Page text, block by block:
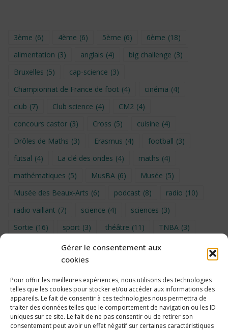
Gérer le consentement aux
cookies
Pour offrir les meilleures expériences, nous utilisons des technologies
telles que les cookies pour stocker et/ou accéder aux informations des
appareils. Le fait de consentir à ces technologies nous permettra de
traiter des données telles que le comportement de navigation ou les ID
uniques sur ce site. Le fait de ne pas consentir ou de retirer son
consentement peut avoir un effet négatif sur certaines caractéristiques
3ème (6) 4ème (6) 5ème (6) 6ème (18)
alimentation (3) anglais (4) big challenge (3)
Bruxelles (5) cap-science (3)
Championnat de France de foot (4) cinéma (4)
club (7) Club science (4) CM2 (4)
concours castor (3) Cross (5) cuisine (4)
Drôles de Maths (3) Erasmus (4) football (3)
futsal (4) La clé des ondes (4) maths (4)
mathématiques (5) MusBA (6) Musée (5)
Musée des Beaux-Arts (6) podcast (8) radio (10)
radio vaillant (7) science (4) sciences (3)
Sortie (16) sport (3) théâtre (11) TNBA (3)
UNSS (9) upe2a (7) vidéo
Voyage en provence 2026
Voyage à Bruxelles 2024 (4) Wahid Chakib (4)
éco-délégués (7)